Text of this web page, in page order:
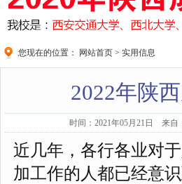
您现在的位置： 网站首页 > 实用信息
2022年陕
时间：2021年05月21日 来
近几年，各行各业对
加工作的人都已经意